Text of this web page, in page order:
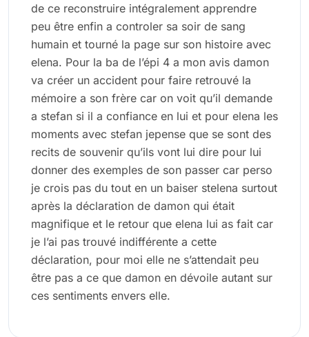
de ce reconstruire intégralement apprendre
peu être enfin a controler sa soir de sang
humain et tourné la page sur son histoire avec
elena. Pour la ba de l’épi 4 a mon avis damon
va créer un accident pour faire retrouvé la
mémoire a son frère car on voit qu’il demande
a stefan si il a confiance en lui et pour elena les
moments avec stefan jepense que se sont des
recits de souvenir qu’ils vont lui dire pour lui
donner des exemples de son passer car perso
je crois pas du tout en un baiser stelena surtout
après la déclaration de damon qui était
magnifique et le retour que elena lui as fait car
je l’ai pas trouvé indifférente a cette
déclaration, pour moi elle ne s’attendait peu
être pas a ce que damon en dévoile autant sur
ces sentiments envers elle.